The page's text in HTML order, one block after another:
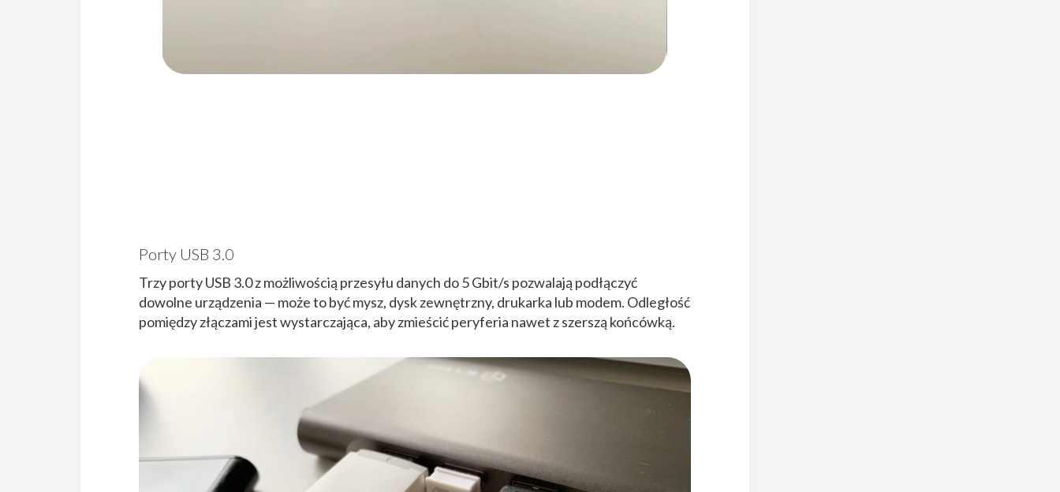
Porty USB 3.0
Trzy porty USB 3.0 z możliwością przesyłu danych do 5 Gbit/s pozwalają podłączyć
dowolne urządzenia — może to być mysz, dysk zewnętrzny, drukarka lub modem. Odległość
pomiędzy złączami jest wystarczająca, aby zmieścić peryferia nawet z szerszą końcówką.